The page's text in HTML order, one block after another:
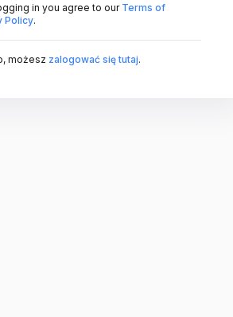
in you agree to our Terms of
Policy.
możesz zalogować się tutaj.